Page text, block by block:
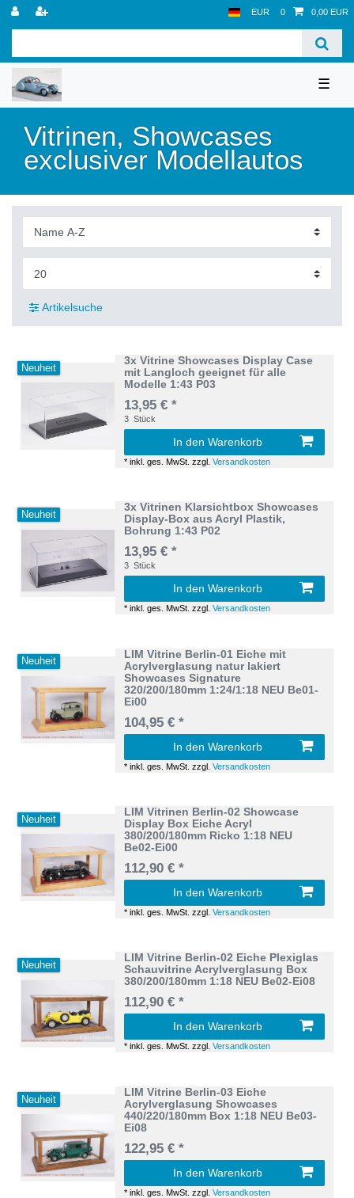
EUR 0 0,00 EUR
☰
Vitrinen, Showcases
exclusiver Modellautos
Artikelsuche
Neuheit
3x Vitrine Showcases Display Case
mit Langloch geeignet für alle
Modelle 1:43 P03
13,95 € *
3 Stück
In den Warenkorb
*inkl. ges. MwSt. zzgl.Versandkosten
Neuheit
3x Vitrinen Klarsichtbox Showcases
Display-Box aus Acryl Plastik,
Bohrung 1:43 P02
13,95 € *
3 Stück
In den Warenkorb
*inkl. ges. MwSt. zzgl.Versandkosten
Neuheit
LIM Vitrine Berlin-01 Eiche mit
Acrylverglasung natur lakiert
Showcases Signature
320/200/180mm 1:24/1:18 NEU Be01-
Ei00
104,95 € *
In den Warenkorb
*inkl. ges. MwSt. zzgl.Versandkosten
Neuheit
LIM Vitrinen Berlin-02 Showcase
Display Box Eiche Acryl
380/200/180mm Ricko 1:18 NEU
Be02-Ei00
112,90 € *
In den Warenkorb
*inkl. ges. MwSt. zzgl.Versandkosten
Neuheit
LIM Vitrine Berlin-02 Eiche Plexiglas
Schauvitrine Acrylverglasung Box
380/200/180mm 1:18 NEU Be02-Ei08
112,90 € *
In den Warenkorb
*inkl. ges. MwSt. zzgl.Versandkosten
Neuheit
LIM Vitrine Berlin-03 Eiche
Acrylverglasung Showcases
440/220/180mm Box 1:18 NEU Be03-
Ei08
122,95 € *
In den Warenkorb
*inkl. ges. MwSt. zzgl.Versandkosten